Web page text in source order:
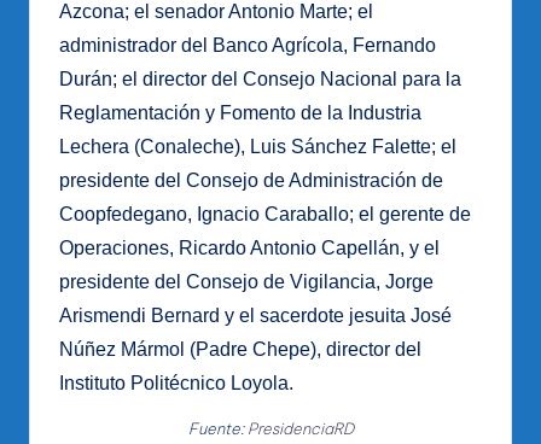
Azcona; el senador Antonio Marte; el
administrador del Banco Agrícola, Fernando
Durán; el director del Consejo Nacional para la
Reglamentación y Fomento de la Industria
Lechera (Conaleche), Luis Sánchez Falette; el
presidente del Consejo de Administración de
Coopfedegano, Ignacio Caraballo; el gerente de
Operaciones, Ricardo Antonio Capellán, y el
presidente del Consejo de Vigilancia, Jorge
Arismendi Bernard y el sacerdote jesuita José
Núñez Mármol (Padre Chepe), director del
Instituto Politécnico Loyola.
Fuente:PresidenciaRD